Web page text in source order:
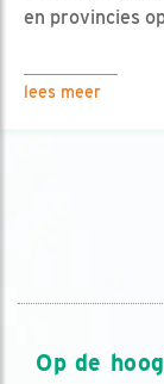
en provincies
lees meer
Op de